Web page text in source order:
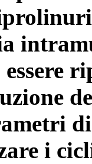
essere
i